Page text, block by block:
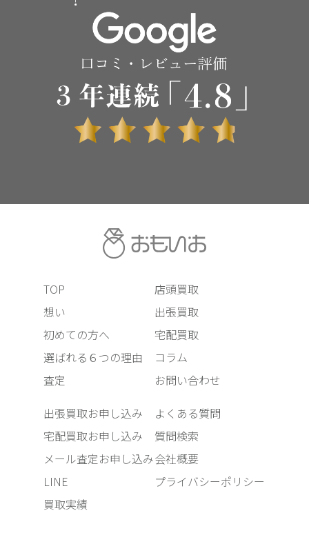
TOP
想い
初めての方へ
選ばれる６つの理由
査定
店頭買取
出張買取
宅配買取
コラム
お問い合わせ
出張買取お申し込み
宅配買取お申し込み
メール査定お申し込み
LINE
買取実績
よくある質問
質問検索
会社概要
プライバシーポリシー